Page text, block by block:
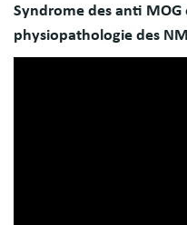
Syndrome des anti
physiopathologie des